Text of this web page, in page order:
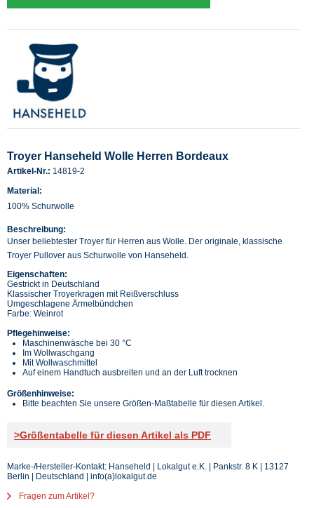
Troyer Hanseheld Wolle Herren Bordeaux
Artikel-Nr.: 14819-2
Material:
100% Schurwolle
Beschreibung:
Unser beliebtester Troyer für Herren aus Wolle. Der originale, klassische
Troyer Pullover aus Schurwolle von Hanseheld.
Eigenschaften:
Gestrickt in Deutschland
Klassischer Troyerkragen mit Reißverschluss
Umgeschlagene Ärmelbündchen
Farbe: Weinrot
Pflegehinweise:
Maschinenwäsche bei 30 °C
Im Wollwaschgang
Mit Wollwaschmittel
Auf einem Handtuch ausbreiten und an der Luft trocknen
Größenhinweise:
Bitte beachten Sie unsere Größen-Maßtabelle für diesen Artikel.
>Größentabelle für diesen Artikel als PDF
Marke-/Hersteller-Kontakt: Hanseheld | Lokalgut e.K. | Pankstr. 8 K | 13127
Berlin | Deutschland | info(a)lokalgut.de
Fragen zum Artikel?